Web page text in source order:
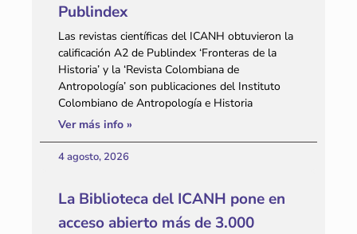
Publindex
Las revistas científicas del ICANH obtuvieron la
calificación A2 de Publindex ‘Fronteras de la
Historia’ y la ‘Revista Colombiana de
Antropología’ son publicaciones del Instituto
Colombiano de Antropología e Historia
Ver más info »
4 agosto, 2026
La Biblioteca del ICANH pone en
acceso abierto más de 3.000